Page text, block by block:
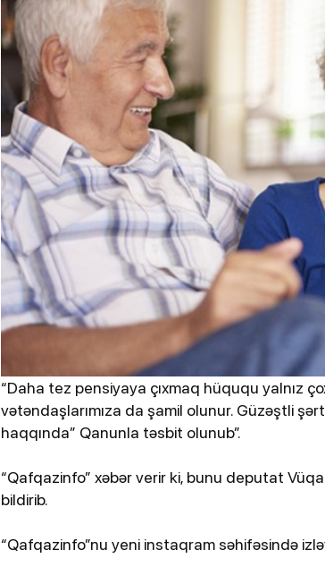
“Daha tez pensiyaya çıxmaq hüququ yalnız
vətəndaşlarımıza da şamil olunur. Güzəştli
haqqında” Qanunla təsbit olunub”.
“Qafqazinfo” xəbər verir ki, bunu deputat
bildirib.
“Qafqazinfo”nu yeni instaqram səhifəsində